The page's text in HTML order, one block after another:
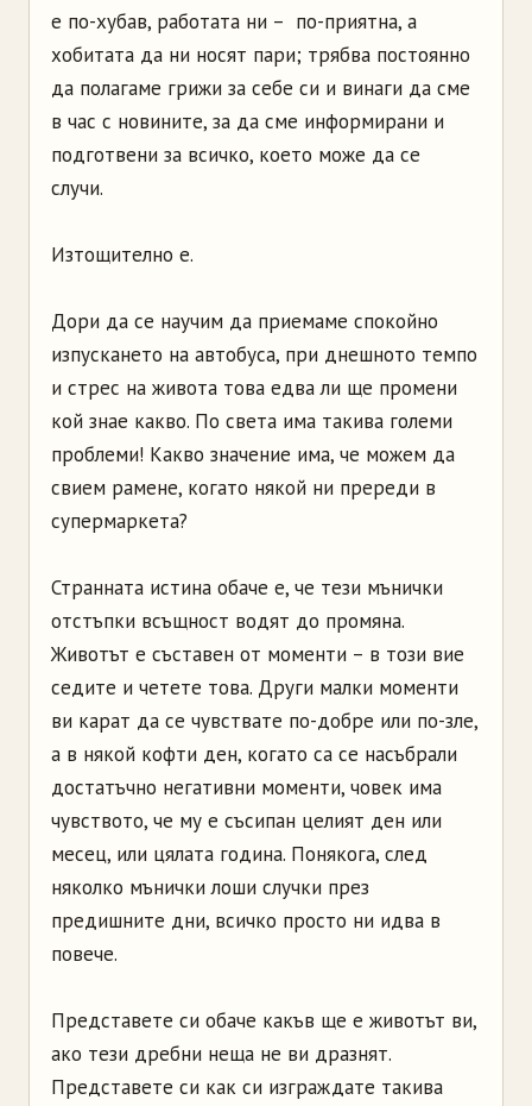
е по-хубав, работата ни – по-приятна, а
хобитата да ни носят пари; трябва постоянно
да полагаме грижи за себе си и винаги да сме
в час с новините, за да сме информирани и
подготвени за всичко, което може да се
случи.
Изтощително е.
Дори да се научим да приемаме спокойно
изпускането на автобуса, при днешното темпо
и стрес на живота това едва ли ще промени
кой знае какво. По света има такива големи
проблеми! Какво значение има, че можем да
свием рамене, когато някой ни пререди в
супермаркета?
Странната истина обаче е, че тези мънички
отстъпки всъщност водят до промяна.
Животът е съставен от моменти – в този вие
седите и четете това. Други малки моменти
ви карат да се чувствате по-добре или по-зле,
а в някой кофти ден, когато са се насъбрали
достатъчно негативни моменти, човек има
чувството, че му е съсипан целият ден или
месец, или цялата година. Понякога, след
няколко мънички лоши случки през
предишните дни, всичко просто ни идва в
повече.
Представете си обаче какъв ще е животът ви,
ако тези дребни неща не ви дразнят.
Представете си как си изграждате такива